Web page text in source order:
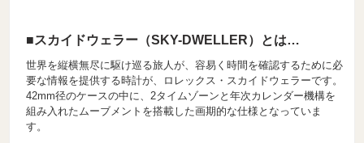
■スカイドウェラー（SKY-DWELLER）とは…
世界を縦横無尽に駆け巡る旅人が、容易く時間を確認するために必
要な情報を提供する時計が、ロレックス・スカイドウェラーです。
42mm径のケースの中に、2タイムゾーンと年次カレンダー機構を
組み入れたムーブメントを搭載した画期的な仕様となっていま
す。